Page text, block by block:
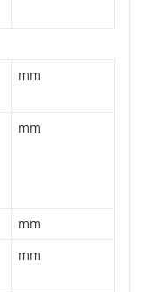
mm
mm
mm
mm